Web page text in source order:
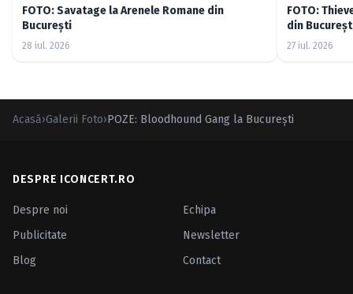
FOTO: Savatage la Arenele Romane din
București
28 iul. 2026
FOTO:
din
27 iul. 2026
Acasă›Galerii Foto›POZE: Bloodhound Gang la Bucureşti
DESPRE ICONCERT.RO
Despre noi
Echipa
Publicitate
Newsletter
Blog
Contact